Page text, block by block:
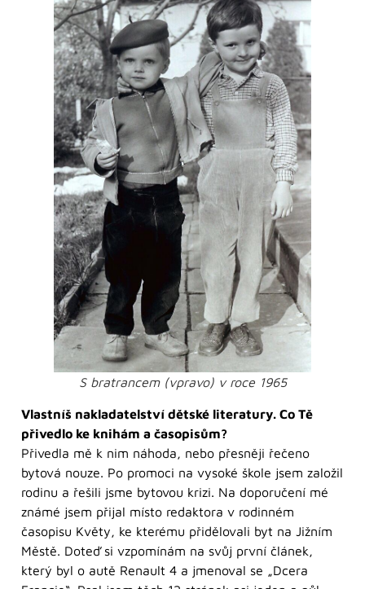
S bratrancem (vpravo) v roce 1965
Vlastníš nakladatelství dětské literatury. Co Tě
přivedlo ke knihám a časopisům?
Přivedla mě k nim náhoda, nebo přesněji řečeno
bytová nouze. Po promoci na vysoké škole jsem založil
rodinu a řešili jsme bytovou krizi. Na doporučení mé
známé jsem přijal místo redaktora v rodinném
časopisu Květy, ke kterému přidělovali byt na Jižním
Městě. Doteď si vzpomínám na svůj první článek,
který byl o autě Renault 4 a jmenoval se „Dcera